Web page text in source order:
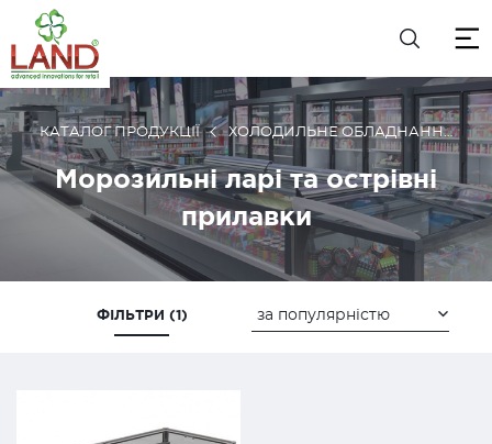
КАТАЛОГ ПРОДУКЦІЇ ХОЛОДИЛЬНЕ ОБЛАДНАННЯ
Морозильні ларі та острівні
прилавки
ФІЛЬТРИ (1) за популярністю